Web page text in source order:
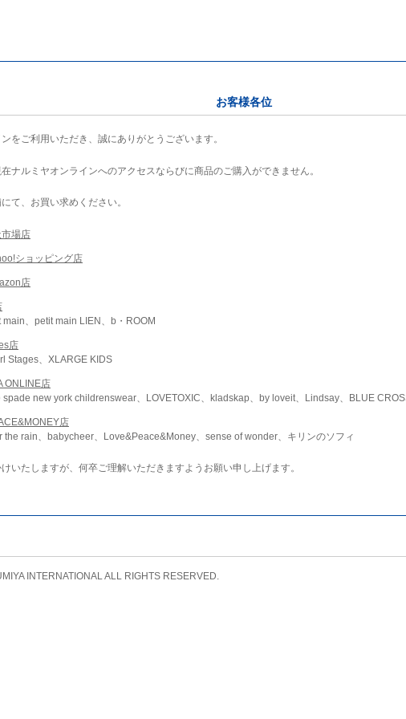
お客様各位
をご利用いただき、誠にありがとうございます。
ナルミヤオンラインへのアクセスならびに商品のご購入ができません。
て、お買い求めください。
場店
ショッピング店
店
、petit main LIEN、b・ROOM
店
Stages、XLARGE KIDS
ONLINE店
spade new york childrenswear、LOVETOXIC、kladskap、by loveit、Lindsay、BLUE
店
the rain、babycheer、Love&Peace&Money、sense of wonder、キリンのソフィ
いたしますが、何卒ご理解いただきますようお願い申し上げます。